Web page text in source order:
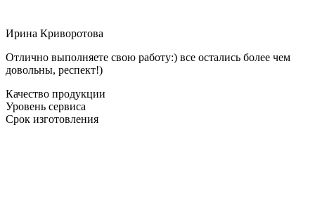
Ирина Криворотова
Отлично выполняете свою работу:) все остались более чем
довольны, респект!)
Качество продукции
Уровень сервиса
Срок изготовления